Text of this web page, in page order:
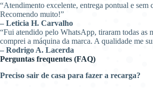
“Atendimento excelente, entrega pontual e sem
Recomendo muito!”
– Leticia H. Carvalho
“Fui atendido pelo WhatsApp, tiraram todas as
comprei a máquina da marca. A qualidade me
– Rodrigo A. Lacerda
Perguntas frequentes (FAQ)
Preciso sair de casa para fazer a recarga?